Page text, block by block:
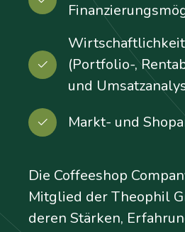
(Portfolio-,
und
Markt- und
Die Coffeeshop
Mitglied der Theophil
deren Stärken,